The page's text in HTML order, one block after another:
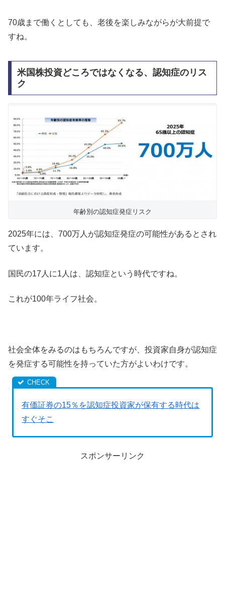
70歳まで働くとしても、老後を楽しみながらが大前提で
すね。
米国株投資どころではなくなる、認知症のリス
ク
年齢別の認知症発症リスク
2025年には、700万人が認知症発症の可能性があるとされ
ています。
国民の17人に1人は、認知症という時代ですね。
これが100年ライフ社会。
社会全体をみるのはもちろんですが、投資家自身が認知症
を発症する可能性を持っていた方がよいわけです。
有価証券の15％を認知症投資家が保有する時代は
すぐそこ
スポンサーリンク